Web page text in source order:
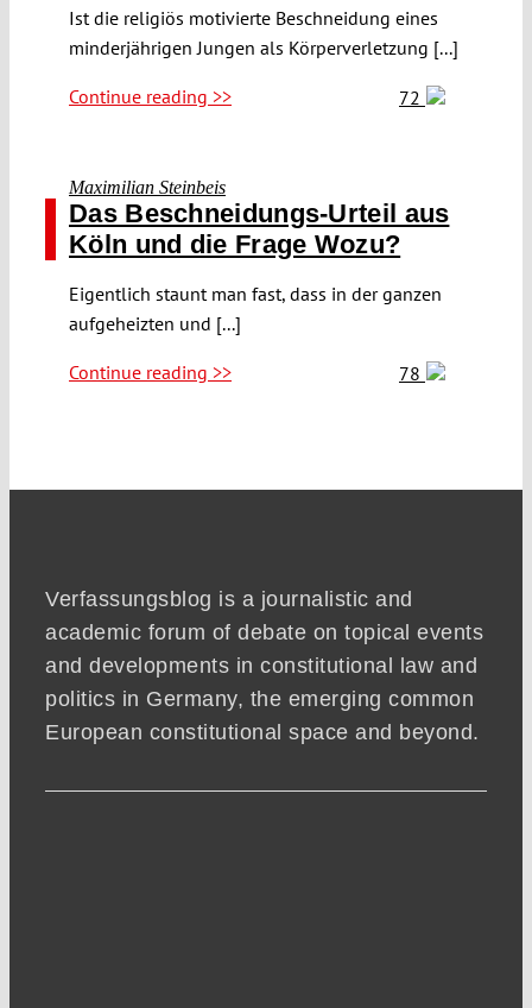
Ist die religiös motivierte Beschneidung eines
minderjährigen Jungen als Körperverletzung [...]
Continue reading >> 72
Maximilian Steinbeis
Das Beschneidungs-Urteil aus
Köln und die Frage Wozu?
Eigentlich staunt man fast, dass in der ganzen
aufgeheizten und [...]
Continue reading >> 78
Verfassungsblog is a journalistic and
academic forum of debate on topical events
and developments in constitutional law and
politics in Germany, the emerging common
European constitutional space and beyond.